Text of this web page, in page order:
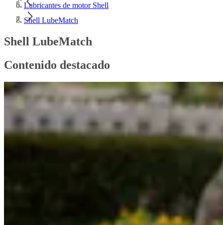
Lubricantes de motor Shell
Shell LubeMatch
Shell LubeMatch
Contenido destacado